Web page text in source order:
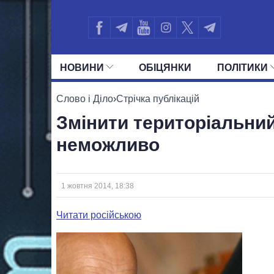
НОВИНИ ОБIЦЯНКИ ПОЛIТИКИ
УСІ ПОЛІТИКИ
Слово і Діло›Стрічка публікацій
Змінити
неможливо
1 жовтня 2014, 18:38
Читати російською